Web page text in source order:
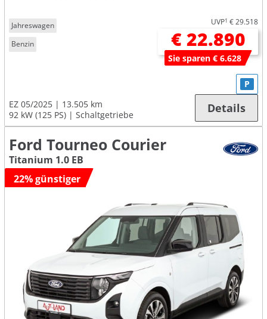
Jahreswagen
Benzin
UVP1 € 29.518
€ 22.890
Sie sparen € 6.628
EZ 05/2025
13.505 km
92 kW (125 PS)
Schaltgetriebe
P
Details
Ford Tourneo Courier
Titanium 1.0 EB
22% günstiger